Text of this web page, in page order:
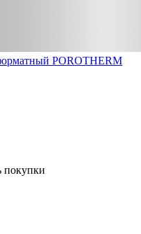
POROTHERM
покупки